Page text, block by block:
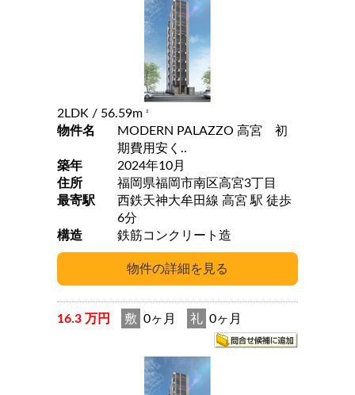
2LDK / 56.59m 2
物件名
MODERN PALAZZO 高宮 初
期費用安く..
築年
2024年10月
住所
福岡県福岡市南区高宮3丁目
最寄駅
西鉄天神大牟田線 高宮 駅 徒歩
6分
構造
鉄筋コンクリート造
16.3 万円 敷 0ヶ月 礼 0ヶ月